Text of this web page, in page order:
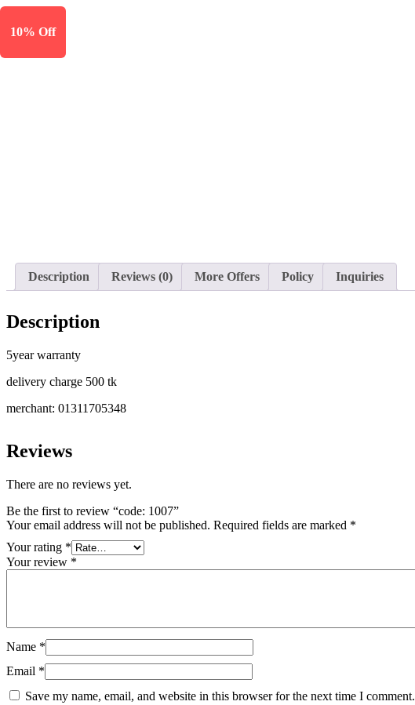
10% Off
Description Reviews (0) More Offers Policy Inquiries
Description
5year warranty
delivery charge 500 tk
merchant: 01311705348
Reviews
There are no reviews yet.
Be the first to review “code: 1007”
Your email address will not be published. Required fields are marked *
Your rating *
Your review *
Name *
Email *
Save my name, email, and website in this browser for the next time I comment.